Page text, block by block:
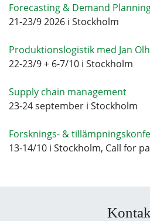
Forecasting & Demand
21-23/9 2026 i Stockholm
Produktionslogistik med Jan
22-23/9 + 6-7/10 i Stockholm
Supply chain management
23-24 september i Stockholm
Forsknings- &
13-14/10 i Stockholm, Call for